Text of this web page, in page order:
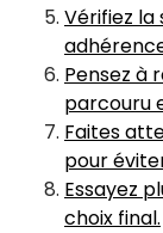
Vérifiez la
Pensez à
parcouru
Faites
pour
Essayez
choix final.